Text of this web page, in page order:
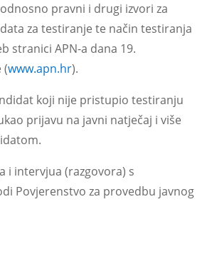
pravni i drugi izvori za
za testiranje te način testiranja
stranici APN-a dana 19.
(www.apn.hr).
koji nije pristupio testiranju
prijavu na javni natječaj i više
i intervjua (razgovora) s
Povjerenstvo za provedbu javnog